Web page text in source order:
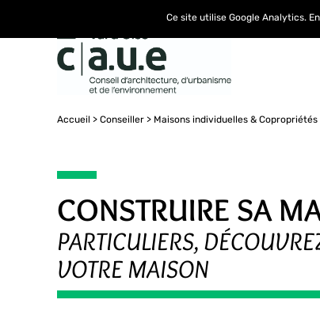
Accueil Conseiller Maisons individuelles & Copropriétés
CONSTRUIRE SA
PARTICULIERS,
VOTRE MAISON
Ce site utilise Google Analytics.